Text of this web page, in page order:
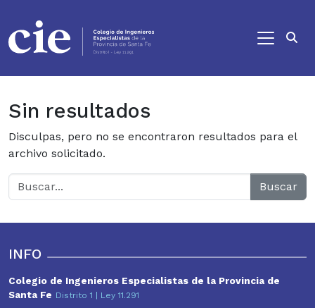
Sin resultados
Disculpas, pero no se encontraron resultados para el
archivo solicitado.
Buscar
INFO
Colegio de Ingenieros Especialistas de la Provincia de
Santa Fe Distrito 1 | Ley 11.291